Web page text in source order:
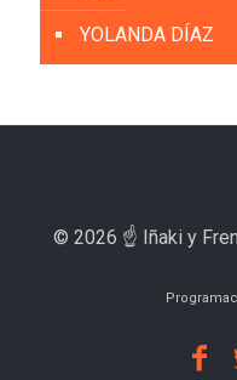
YOLANDA DÍAZ
© 2026 ☝️ Iñaki y